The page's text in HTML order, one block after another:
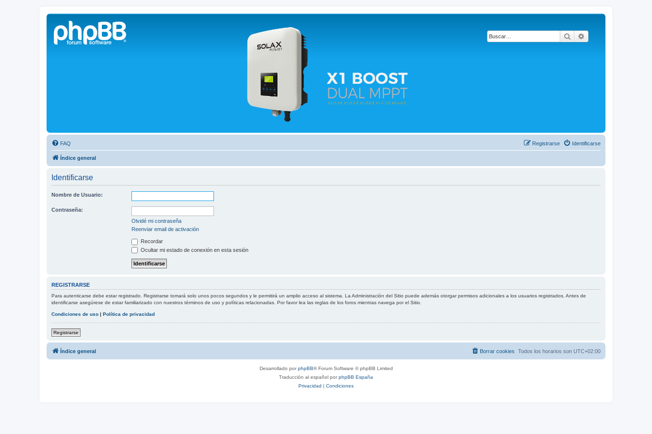
Buscar
Solax FAQ
Lugar para intercambiar dudas sobre inversores solares Solax y temas relacionados.
FAQ Identificarse
Registrarse
Índice general
Identificarse
Nombre de Usuario:
Contraseña:
Olvidé mi contraseña
Reenviar email de activación
Recordar
Ocultar mi estado de conexión en esta sesión
REGISTRARSE
Para autenticarse debe estar registrado. Registrarse tomará solo unos pocos segundos y le permitirá un amplio acceso al sistema. La Administración del Sitio puede además otorgar permisos adicionales a los usuarios registrados. Antes de
identificarse asegúrese de estar familiarizado con nuestros términos de uso y políticas relacionadas. Por favor lea las reglas de los foros mientras navega por el Sitio.
Condiciones de uso | Política de privacidad
Registrarse
Índice general Todos los horarios son UTC+02:00
Borrar cookies
Desarrollado porphpBB® Forum Software © phpBB Limited
Traducción al español porphpBB España
Privacidad | Condiciones